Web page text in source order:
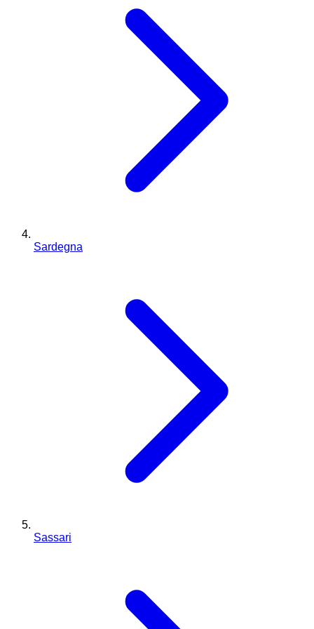
Sardegna
Sassari